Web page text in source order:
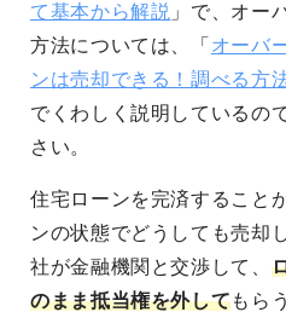
て基本から解説 」で、オー
方法については、「 オーバ
ンは売却できる！調べる方
でくわしく説明しているの
さい。
住宅ローンを完済すること
ンの状態でどうしても売却
社が金融機関と交渉して、
のまま抵当権を外してもら